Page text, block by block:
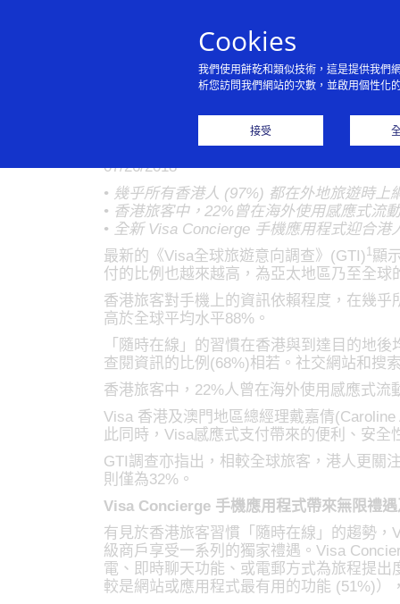
Visa: 港人「
07/26/2018
• 幾乎所有香港人 (97%) 都在外地旅遊時
• 香港旅客中，22%曾在海外使用感應式流
• 全新 Visa Concierge 手機應用程式迎合
最新的《Visa全球旅遊意向調查》(GTI)1顯
付的比例也越來越高，為亞太地區乃至全球
香港旅客對手機上的資訊依賴程度，在幾
高於全球平均水平88%。
「隨時在線」的習慣在香港與到達目的地
查閱資訊的比例(68%)相若。社交網站和搜
香港旅客中，22%人曾在海外使用感應式流
Visa 香港及澳門地區總經理戴嘉倩
此同時，Visa感應式支付帶來的便利、安
GTI調查亦指出，相較全球旅客，港人更關
則僅為32%。
Visa Concierge 手機應用程式帶來無限禮
有見於香港旅客習慣「隨時在線」的趨勢
級商戶享受一系列的獨家禮遇。Visa
電、即時聊天功能、或電郵方式為旅程提
較是網站或應用程式最有用的功能 (51%)
Cookies
我們使用餅乾和類似技術，這是提供我們
析您訪問我們網站的次數，並啟用個性化
接受